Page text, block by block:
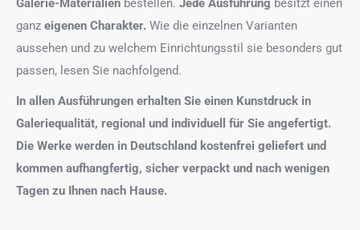
Galerie-Materialien bestellen. Jede Ausführung besitzt einen
ganz eigenen Charakter. Wie die einzelnen Varianten
aussehen und zu welchem Einrichtungsstil sie besonders gut
passen, lesen Sie nachfolgend.
In allen Ausführungen erhalten Sie einen Kunstdruck in
Galeriequalität, regional und individuell für Sie angefertigt.
Die Werke werden in Deutschland kostenfrei geliefert und
kommen aufhangfertig, sicher verpackt und nach wenigen
Tagen zu Ihnen nach Hause.